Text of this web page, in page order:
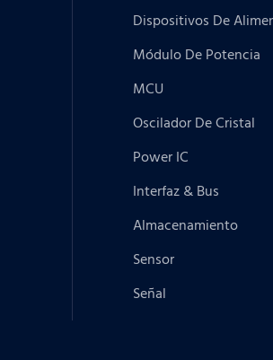
Dispositivos De
Módulo De Potencia
MCU
Oscilador De Cristal
Power IC
Interfaz & Bus
Almacenamiento
Sensor
Señal